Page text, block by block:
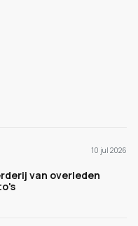
10 jul 2026
van overleden